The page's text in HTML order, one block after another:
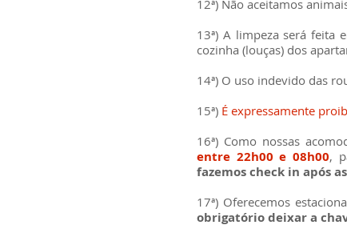
12ª) Não aceitamos
13ª) A limpeza será feita
cozinha (louças) dos
14ª) O uso indevido das
15ª) É expressamente
16ª) Como nossas
entre 22h00 e 08h00,
fazemos check in após
17ª) Oferecemos
obrigatório deixar a